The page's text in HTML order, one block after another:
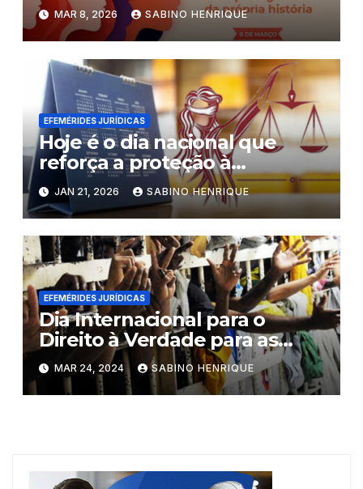
MAR 8, 2026 SABINO HENRIQUE
EFEMÉRIDES JURÍDICAS
Hoje é o dia nacional que
reforça a proteção à
liberdade religiosa e o
repúdio à discriminação
JAN 21, 2026 SABINO HENRIQUE
EFEMÉRIDES JURÍDICAS
Dia Internacional para o
Direito à Verdade para as
Vítimas de Graves Violações
dos Direitos Humanos.
MAR 24, 2024 SABINO HENRIQUE